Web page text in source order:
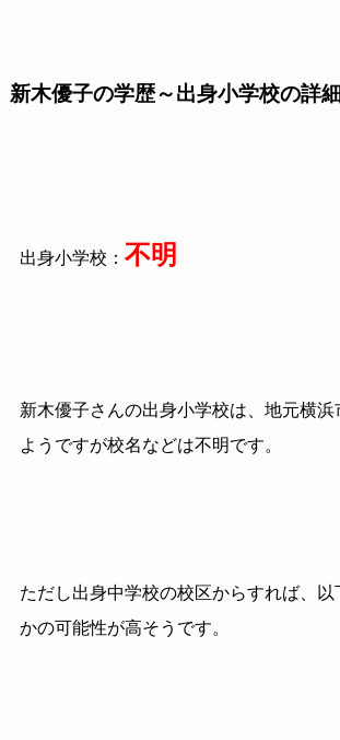
新木優子の学歴～出身小学校の詳細
出身小学校： 不明
新木優子さんの出身小学校は、地元横
ようですが校名などは不明です。
ただし出身中学校の校区からすれば、
かの可能性が高そうです。